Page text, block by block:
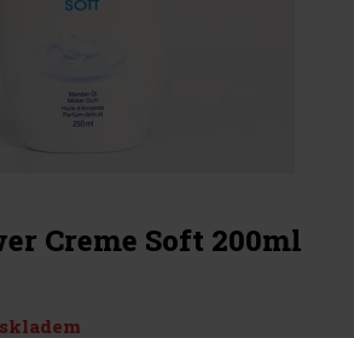
Creme Soft 200ml